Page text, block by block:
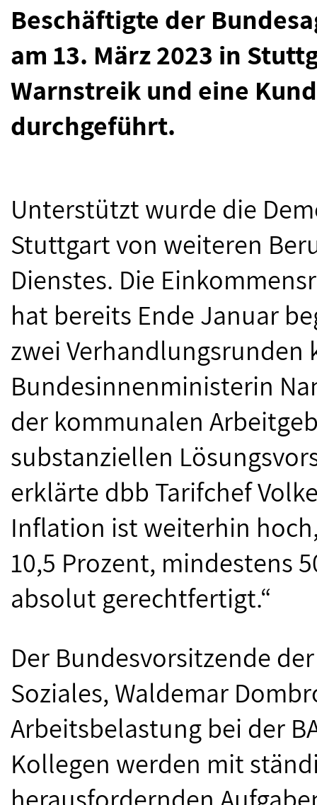
Beschäftigte der
am 13. März 2023 in
Warnstreik und eine
durchgeführt.
Unterstützt wurde die
Stuttgart von weiteren
Dienstes. Die
hat bereits Ende Januar
zwei
Bundesinnenministerin
der kommunalen
substanziellen
erklärte dbb Tarifchef
Inflation ist weiterhin
10,5 Prozent, mindestens
absolut gerechtfertigt.“
Der Bundesvorsitzende
Soziales, Waldemar
Arbeitsbelastung bei der
Kollegen werden mit